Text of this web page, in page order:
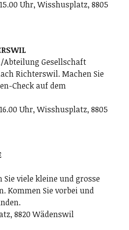
Uhr, Wisshusplatz, 8805
Gesellschaft
Richterswil. Machen Sie
Check auf dem
Uhr, Wisshusplatz, 8805
viele kleine und grosse
Kommen Sie vorbei und
8820 Wädenswil